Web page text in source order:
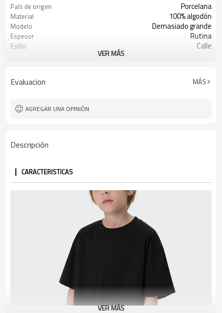
País de origen Porcelana
Material 100% algodón
Modelo Demasiado grande
Espesor Rutina
Estilo Calle
VER MÁS
Evaluacion MÁS
AGREGAR UNA OPINIÓN
Descripción
CARACTERISTICAS
VER MÁS